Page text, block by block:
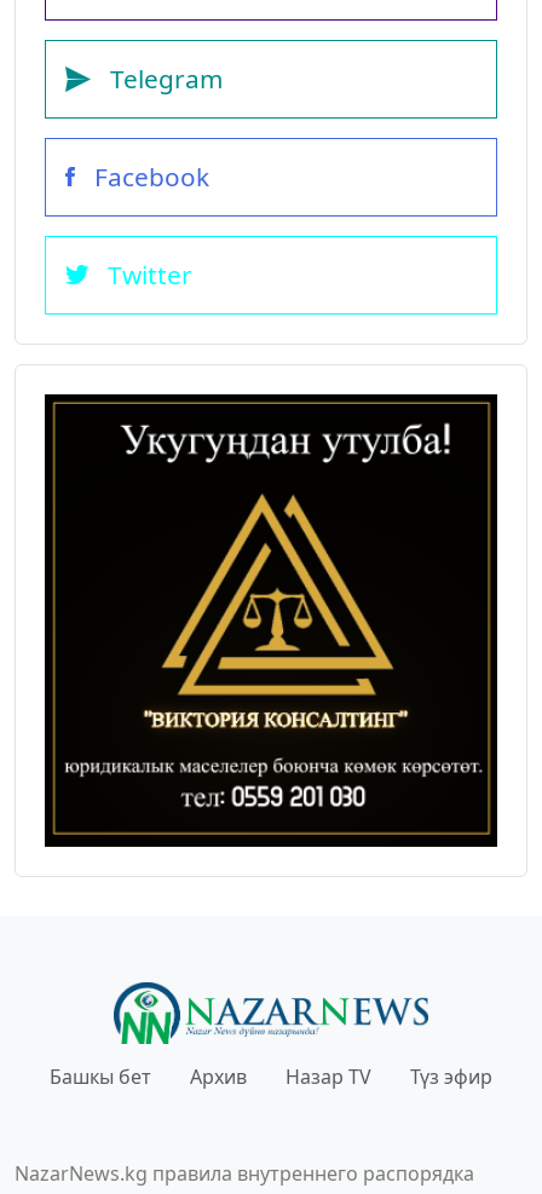
Telegram
Facebook
Twitter
Башкы бет Архив Назар TV Түз эфир
NazarNews.kg правила внутреннего распорядка